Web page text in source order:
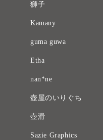
獅子
Kamany
guma guwa
Etha
nan*ne
壺屋のいりぐち
壺滑
Sazie Graphics